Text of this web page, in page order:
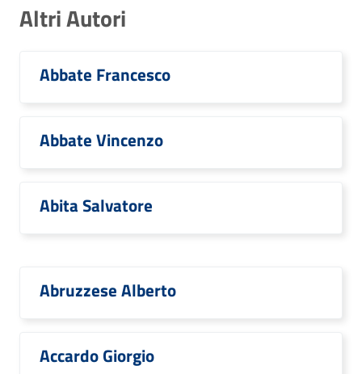
Altri Autori
Abbate Francesco
Abbate Vincenzo
Abita Salvatore
Abruzzese Alberto
Accardo Giorgio